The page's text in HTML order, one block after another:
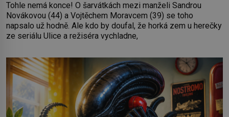
Tohle nemá konce! O šarvátkách mezi manželi Sandrou
Novákovou (44) a Vojtěchem Moravcem (39) se toho
napsalo už hodně. Ale kdo by doufal, že horká zem u herečky
ze seriálu Ulice a režiséra vychladne,